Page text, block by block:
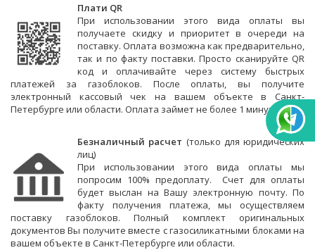
Плати QR
При использовании этого вида оплаты вы
получаете скидку и приоритет в очереди на
поставку. Оплата возможна как предварительно,
так и по факту поставки. Просто сканируйте QR
код и оплачивайте через систему быстрых
платежей за газоблоков. После оплаты, вы получите
электронный кассовый чек на вашем объекте в Санкт-
Петербурге или области. Оплата займет не более 1 минуты.
Безналичный расчет (только для юридических
лиц)
При использовании этого вида оплаты мы
попросим 100% предоплату. Счет для оплаты
будет выслан на Вашу электронную почту. По
факту получения платежа, мы осуществляем
поставку газоблоков. Полный комплект оригинальных
документов Вы получите вместе с газосиликатными блоками на
вашем объекте в Санкт-Петербурге или области.